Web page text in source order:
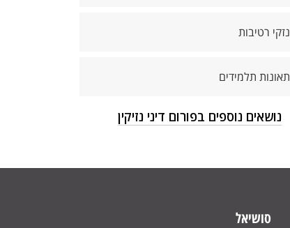
נזקי רטיבות
תאונות תלמידים
נושאים נוספים בפורום דיני נזיקין
סושיאל